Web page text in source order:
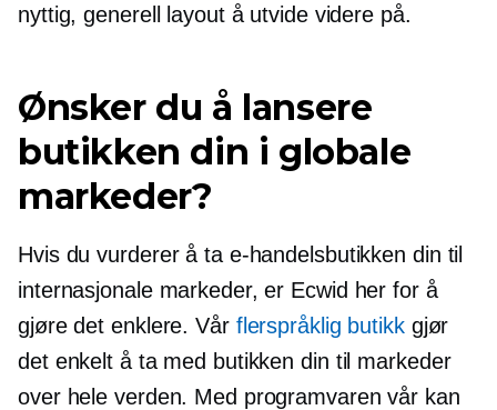
nyttig, generell layout å utvide videre på.
Ønsker du å lansere
butikken din i globale
markeder?
Hvis du vurderer å ta e-handelsbutikken din til
internasjonale markeder, er Ecwid her for å
gjøre det enklere. Vår flerspråklig butikkgjør
det enkelt å ta med butikken din til markeder
over hele verden. Med programvaren vår kan